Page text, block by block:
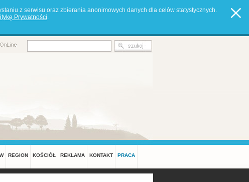
z serwisu oraz zbierania anonimowych danych dla celów statystycznych.
Prywatności.
REGION KOŚCIÓŁ REKLAMA KONTAKT PRACA